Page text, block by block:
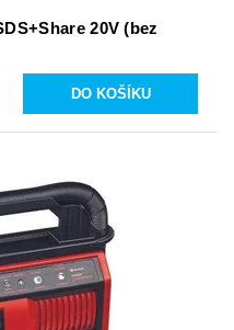
20V (bez